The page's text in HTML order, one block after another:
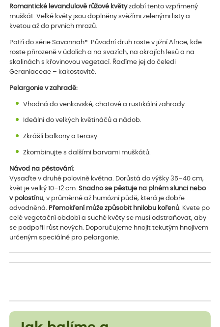
Romantické levandulově růžové květyzdobí tento vzpřímený
muškát. Velké květy jsou doplněny svěžími zelenými listy a
kvetou až do prvních mrazů.
Patří do série Savannah®. Původní druh roste v jižní Africe, kde
roste přirozeně v údolích a na svazích, na okrajích lesů a na
skalinách s křovinovou vegetací. Řadíme jej do čeledi
Geraniaceae – kakostovité.
Pelargonie v zahradě:
Vhodná do venkovské, chatové a rustikální zahrady.
Ideální do velkých květináčů a nádob.
Zkrášlí balkony a terasy.
Zkombinujte s dalšími barvami muškátů.
Návod na pěstování:
Vysaďte v druhé polovině května. Dorůstá do výšky 35–40 cm,
květ je velký 10–12 cm.Snadno se pěstuje na plném slunci nebo
v polostínu, v průměrné až humózní půdě, která je dobře
odvodněná. Přemokření může způsobit hnilobu kořenů. Kvete po
celé vegetační období a suché květy se musí odstraňovat, aby
se podpořil růst nových. Doporučujeme hnojit tekutým hnojivem
určeným speciálně pro pelargonie.